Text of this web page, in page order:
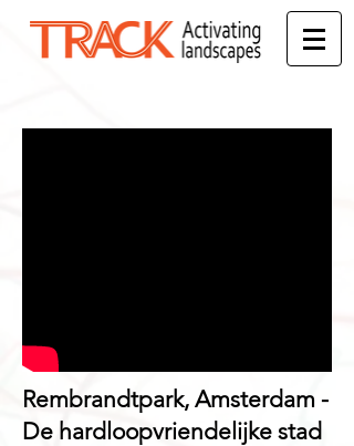
Rembrandtpark, Amsterdam -
De hardloopvriendelijke stad